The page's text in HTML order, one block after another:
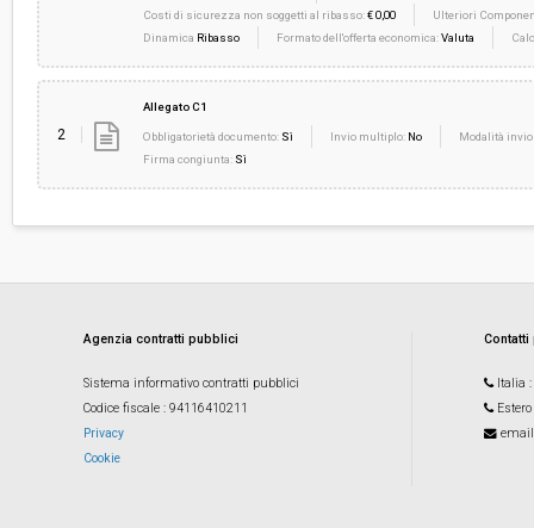
Costi di sicurezza non soggetti al ribasso:€ 0,00
Ulteriori
Dinamica Ribasso Formato dell'offerta economica:Valuta
2
Allegato C1
Obbligatorietà documento: Sì Invio multiplo: No
Modalità
Firma congiunta: Sì
Agenzia contratti pubblici
Sistema informativo contratti pubblici
Codice fiscale : 94116410211
Privacy
Cookie
Italia
Estero
email